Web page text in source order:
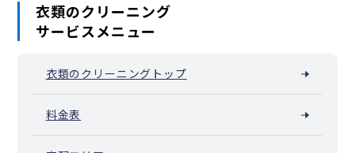
衣類のクリーニング
サービスメニュー
衣類のクリーニングトップ
料金表